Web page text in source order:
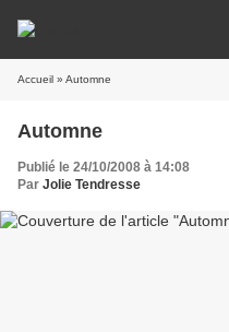
Accueil » Automne
Automne
Publié le 24/10/2008 à 14:08
Par Jolie Tendresse